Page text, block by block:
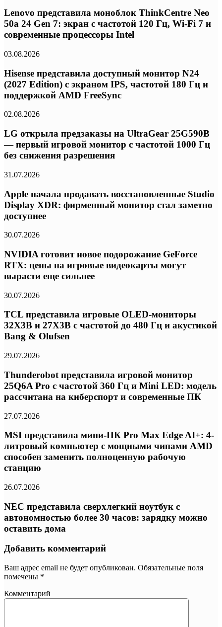
Lenovo представила моноблок ThinkCentre Neo
50a 24 Gen 7: экран с частотой 120 Гц, Wi-Fi 7 и
современные процессоры Intel
03.08.2026
Hisense представила доступный монитор N24
(2027 Edition) с экраном IPS, частотой 180 Гц и
поддержкой AMD FreeSync
02.08.2026
LG открыла предзаказы на UltraGear 25G590B
— первый игровой монитор с частотой 1000 Гц
без снижения разрешения
31.07.2026
Apple начала продавать восстановленные Studio
Display XDR: фирменный монитор стал заметно
доступнее
30.07.2026
NVIDIA готовит новое подорожание GeForce
RTX: цены на игровые видеокарты могут
вырасти еще сильнее
30.07.2026
TCL представила игровые OLED-мониторы
32X3B и 27X3B с частотой до 480 Гц и акустикой
Bang & Olufsen
29.07.2026
Thunderobot представила игровой монитор
25Q6A Pro с частотой 360 Гц и Mini LED: модель
рассчитана на киберспорт и современные ПК
27.07.2026
MSI представила мини-ПК Pro Max Edge AI+: 4-
литровый компьютер с мощными чипами AMD
способен заменить полноценную рабочую
станцию
26.07.2026
NEC представила сверхлегкий ноутбук с
автономностью более 30 часов: зарядку можно
оставить дома
Добавить комментарий
Ваш адрес email не будет опубликован. Обязательные поля
помечены *
Комментарий